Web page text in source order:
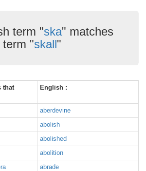
term "ska" matches
term "skall"
that
English :
aberdevine
abolish
abolished
abolition
abrade